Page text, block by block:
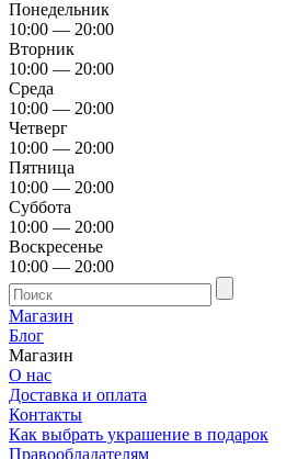
Понедельник
10:00 — 20:00
Вторник
10:00 — 20:00
Среда
10:00 — 20:00
Четверг
10:00 — 20:00
Пятница
10:00 — 20:00
Суббота
10:00 — 20:00
Воскресенье
10:00 — 20:00
Магазин
Блог
Магазин
О нас
Доставка и оплата
Контакты
Как выбрать украшение в подарок
Правообладателям